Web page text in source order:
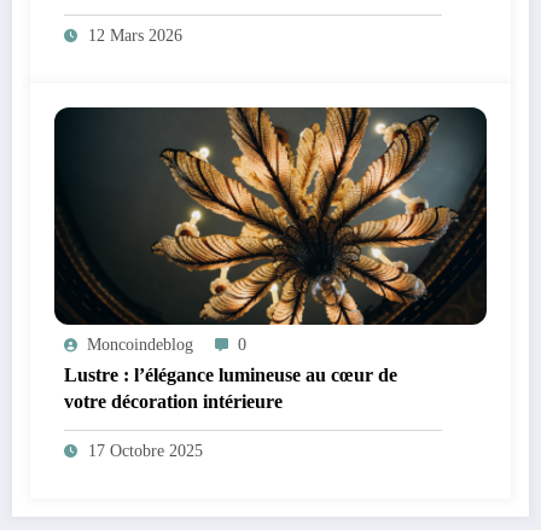
créativité
12 Mars 2026
Moncoindeblog 0
Lustre : l’élégance lumineuse au cœur de
votre décoration intérieure
17 Octobre 2025